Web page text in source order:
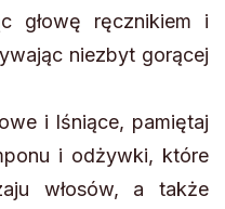
głowę ręcznikiem i
niezbyt gorącej
i lśniące, pamiętaj
i odżywki, które
włosów, a także